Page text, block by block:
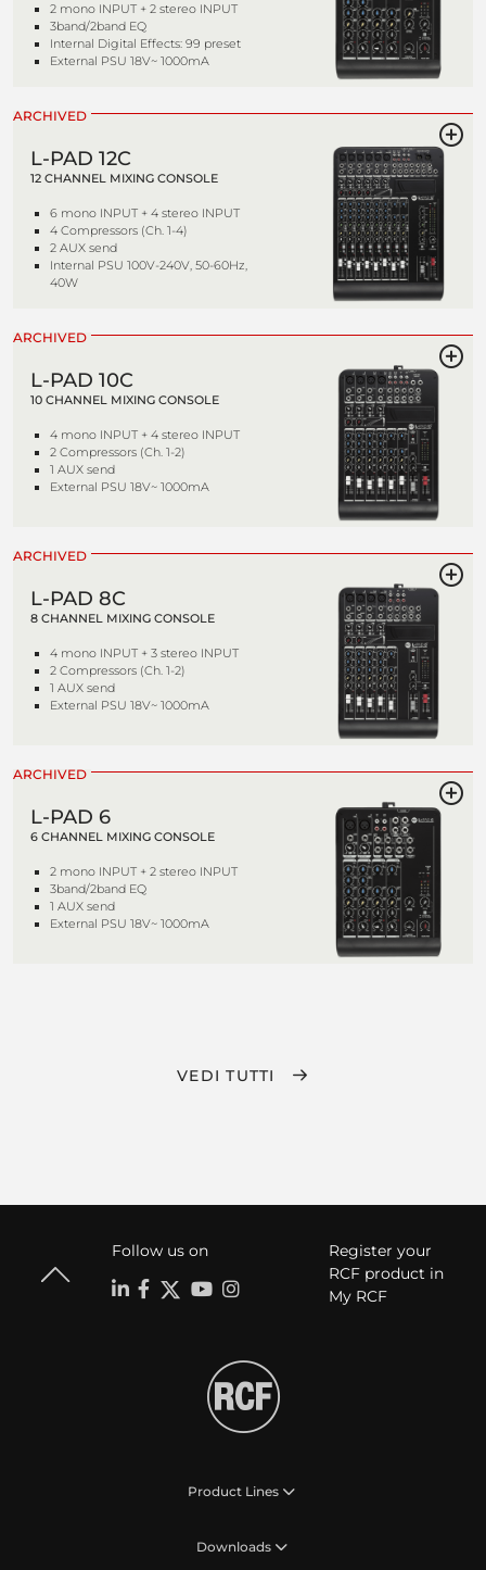
2 mono INPUT + 2 stereo INPUT
3band/2band EQ
Internal Digital Effects: 99 preset
External PSU 18V~ 1000mA
ARCHIVED
L-PAD 12C
12 CHANNEL MIXING CONSOLE
6 mono INPUT + 4 stereo INPUT
4 Compressors (Ch. 1-4)
2 AUX send
Internal PSU 100V-240V, 50-60Hz,
40W
ARCHIVED
L-PAD 10C
10 CHANNEL MIXING CONSOLE
4 mono INPUT + 4 stereo INPUT
2 Compressors (Ch. 1-2)
1 AUX send
External PSU 18V~ 1000mA
ARCHIVED
L-PAD 8C
8 CHANNEL MIXING CONSOLE
4 mono INPUT + 3 stereo INPUT
2 Compressors (Ch. 1-2)
1 AUX send
External PSU 18V~ 1000mA
ARCHIVED
L-PAD 6
6 CHANNEL MIXING CONSOLE
2 mono INPUT + 2 stereo INPUT
3band/2band EQ
1 AUX send
External PSU 18V~ 1000mA
VEDI TUTTI
Follow us on
Register your
RCF product in
My RCF
Product Lines
Downloads